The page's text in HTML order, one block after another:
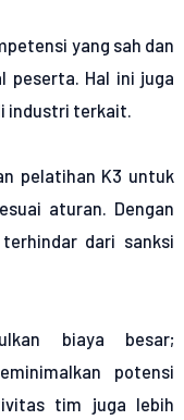
yang sah dan
peserta. Hal ini juga
industri terkait.
pelatihan K3 untuk
aturan. Dengan
dari sanksi
biaya besar;
potensi
tim juga lebih